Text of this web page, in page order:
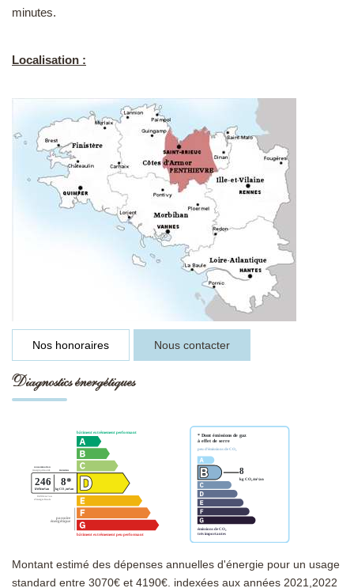
minutes.
Localisation :
Nos honoraires Nous contacter
Diagnostics énergétiques
Montant estimé des dépenses annuelles d'énergie pour un usage
standard entre 3070€ et 4190€. indexées aux années 2021,2022